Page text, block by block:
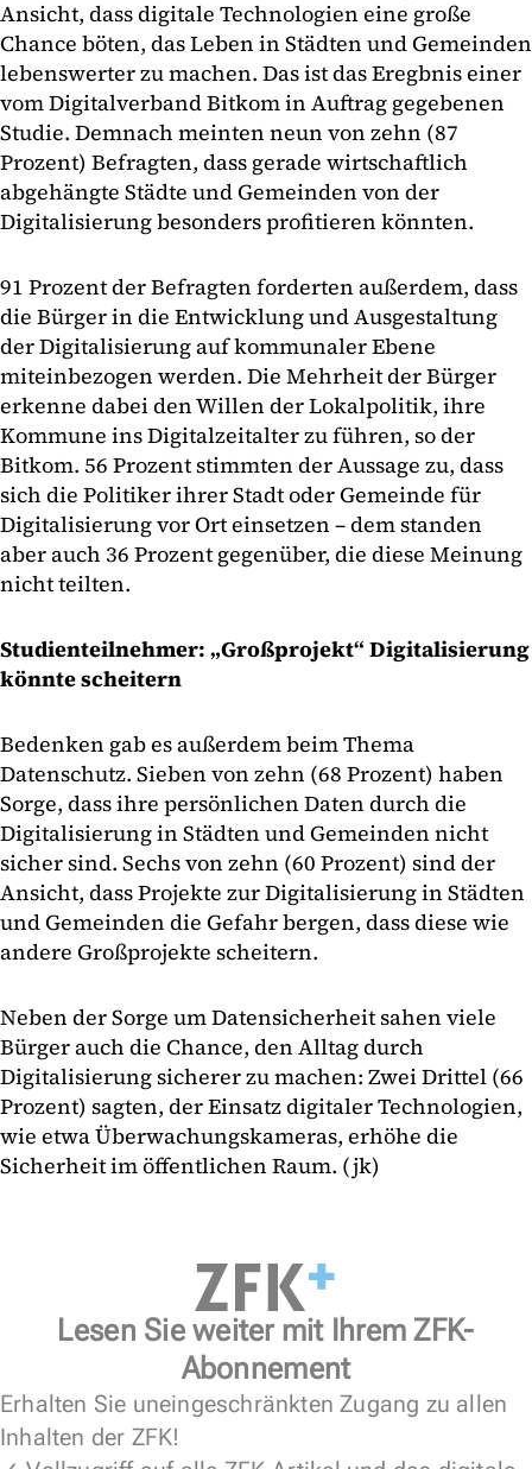
Ansicht, dass digitale Technologien eine große
Chance böten, das Leben in Städten und Gemeinden
lebenswerter zu machen. Das ist das Eregbnis einer
vom Digitalverband Bitkom in Auftrag gegebenen
Studie. Demnach meinten neun von zehn (87
Prozent) Befragten, dass gerade wirtschaftlich
abgehängte Städte und Gemeinden von der
Digitalisierung besonders profitieren könnten.
91 Prozent der Befragten forderten außerdem, dass
die Bürger in die Entwicklung und Ausgestaltung
der Digitalisierung auf kommunaler Ebene
miteinbezogen werden. Die Mehrheit der Bürger
erkenne dabei den Willen der Lokalpolitik, ihre
Kommune ins Digitalzeitalter zu führen, so der
Bitkom. 56 Prozent stimmten der Aussage zu, dass
sich die Politiker ihrer Stadt oder Gemeinde für
Digitalisierung vor Ort einsetzen – dem standen
aber auch 36 Prozent gegenüber, die diese Meinung
nicht teilten.
Studienteilnehmer: „Großprojekt“ Digitalisierung
könnte scheitern
Bedenken gab es außerdem beim Thema
Datenschutz. Sieben von zehn (68 Prozent) haben
Sorge, dass ihre persönlichen Daten durch die
Digitalisierung in Städten und Gemeinden nicht
sicher sind. Sechs von zehn (60 Prozent) sind der
Ansicht, dass Projekte zur Digitalisierung in Städten
und Gemeinden die Gefahr bergen, dass diese wie
andere Großprojekte scheitern.
Neben der Sorge um Datensicherheit sahen viele
Bürger auch die Chance, den Alltag durch
Digitalisierung sicherer zu machen: Zwei Drittel (66
Prozent) sagten, der Einsatz digitaler Technologien,
wie etwa Überwachungskameras, erhöhe die
Sicherheit im öffentlichen Raum. (jk)
Lesen Sie weiter mit Ihrem ZFK-
Abonnement
Erhalten Sie uneingeschränkten Zugang zu allen
Inhalten der ZFK!